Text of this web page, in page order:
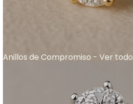
Anillos de Compromiso - Ver todo